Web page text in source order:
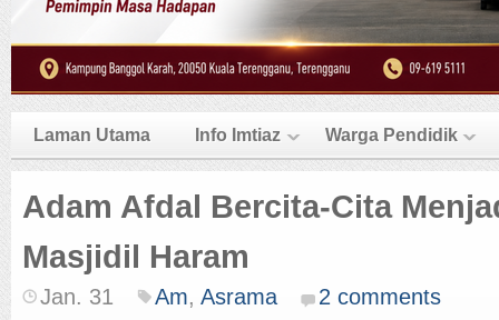
Laman Utama Info Imtiaz Warga Pendidik
Adam Afdal Bercita-Cita
Masjidil Haram
Jan. 31 Am, Asrama 2 comments